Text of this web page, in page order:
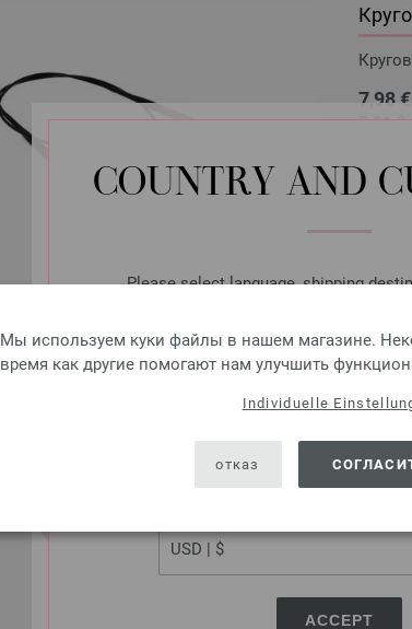
COUNTRY AND
Please select language, shipping
SHIPPING TO
ACCEPT
Мы используем куки файлы в нашем магазине.
время как другие помогают нам улучшить
Individuelle
отказ
7,98 €
9,31 $